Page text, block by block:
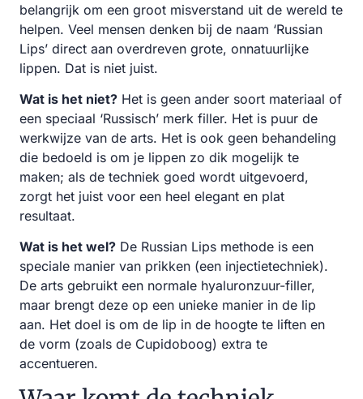
belangrijk om een groot misverstand uit de wereld te
helpen. Veel mensen denken bij de naam ‘Russian
Lips’ direct aan overdreven grote, onnatuurlijke
lippen. Dat is niet juist.
Wat is het niet? Het is geen ander soort materiaal of
een speciaal ‘Russisch’ merk filler. Het is puur de
werkwijze van de arts. Het is ook geen behandeling
die bedoeld is om je lippen zo dik mogelijk te
maken; als de techniek goed wordt uitgevoerd,
zorgt het juist voor een heel elegant en plat
resultaat.
Wat is het wel? De Russian Lips methode is een
speciale manier van prikken (een injectietechniek).
De arts gebruikt een normale hyaluronzuur-filler,
maar brengt deze op een unieke manier in de lip
aan. Het doel is om de lip in de hoogte te liften en
de vorm (zoals de Cupidoboog) extra te
accentueren.